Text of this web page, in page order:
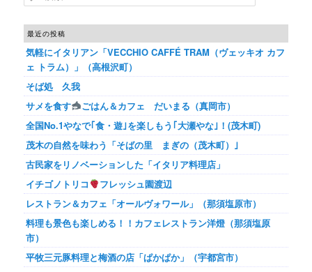
最近の投稿
気軽にイタリアン「VECCHIO CAFFÉ TRAM（ヴェッキオ カフ
ェ トラム）」（高根沢町）
そば処 久我
サメを食す
ごはん＆カフェ だいまる（真岡市）
全国No.1やなで｢食・遊｣を楽しもう｢大瀬やな｣！(茂木町)
茂木の自然を味わう「そばの里 まぎの（茂木町）｣
古民家をリノベーションした「イタリア料理店」
イチゴノトリコ
フレッシュ園渡辺
レストラン＆カフェ「オールヴォワール」（那須塩原市）
料理も景色も楽しめる！！カフェレストラン洋燈（那須塩原
市）
平牧三元豚料理と梅酒の店「ぱかぱか」（宇都宮市）